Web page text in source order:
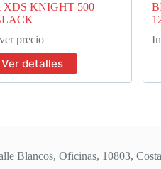
XDS KNIGHT 500
precio
Ver detalles
Blancos, Oficinas, 10803,